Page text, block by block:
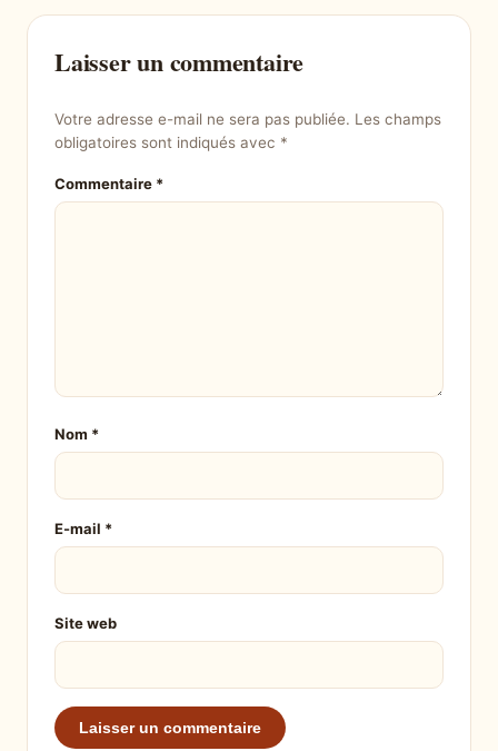
Laisser un commentaire
Votre adresse e-mail ne sera pas publiée. Les champs
obligatoires sont indiqués avec *
Commentaire *
Nom *
E-mail *
Site web